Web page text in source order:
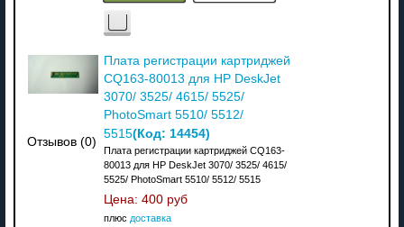
Отзывов (0)
Плата регистрации картриджей
CQ163-80013 для HP DeskJet
3070/ 3525/ 4615/ 5525/
PhotoSmart 5510/ 5512/
5515(Код: 14454)
Плата регистрации картриджей CQ163-
80013 для HP DeskJet 3070/ 3525/ 4615/
5525/ PhotoSmart 5510/ 5512/ 5515
Цена: 400 руб
плюс доставка